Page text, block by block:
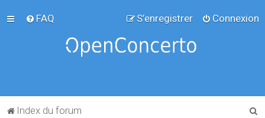
FAQ Connexion
S’enregistrer
Index du forum